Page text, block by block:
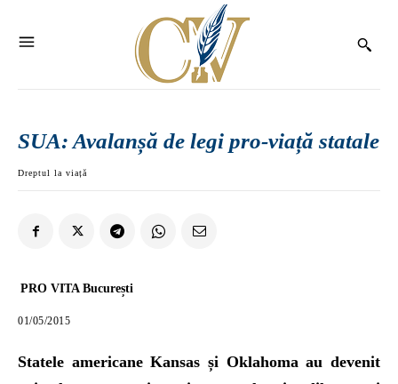
SUA: Avalanșă de legi pro-viață statale
Dreptul la viață
PRO VITA București
01/05/2015
Statele americane Kansas și Oklahoma au devenit